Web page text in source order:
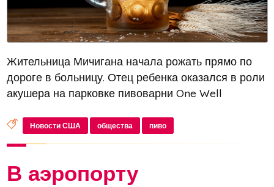
Жительница Мичигана начала рожать прямо по
дороге в больницу. Отец ребенка оказался в роли
акушера на парковке пивоварни One Well
этого события родители решили назвать своего
сына Форрестом, в честь люб...
Новости США общества пиво
В аэропорту